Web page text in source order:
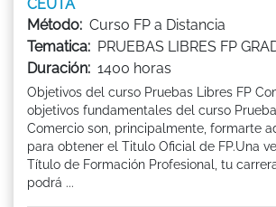
CEUTA
Método: Curso FP a Distancia
Tematica: PRUEBAS LIBRES FP
Duración: 1400 horas
Objetivos del curso Pruebas Libres FP
objetivos fundamentales del curso
Comercio son, principalmente, formarte
para obtener el Titulo Oficial de FP.Una
Título de Formación Profesional, tu
podrá ...